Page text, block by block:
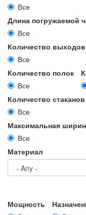
Все
Длина погружаемой
Все
Количество выходов
Все
Количество полок
Все
Количество стаканов
Все
Максимальная
Все
Материал
Мощность